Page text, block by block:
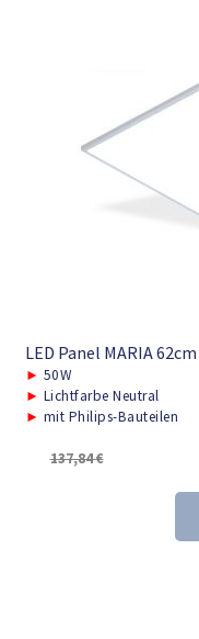
LED Panel MARIA 62cm
► 50W
► Lichtfarbe Neutral
► mit Philips-Bauteilen
137,84€